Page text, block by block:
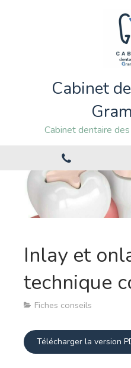
Cabinet
Cabinet dentaire
Inlay et
technique
Fiches conseils
Télécharger la version